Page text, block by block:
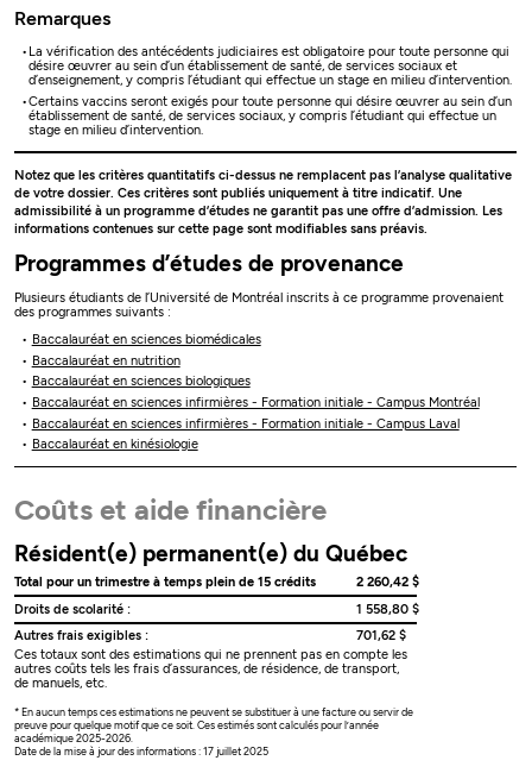
Remarques
La vérification des antécédents judiciaires est obligatoire pour toute personne qui
désire œuvrer au sein d’un établissement de santé, de services sociaux et
d’enseignement, y compris l’étudiant qui effectue un stage en milieu d’intervention.
Certains vaccins seront exigés pour toute personne qui désire œuvrer au sein d’un
établissement de santé, de services sociaux, y compris l’étudiant qui effectue un
stage en milieu d’intervention.
Notez que les critères quantitatifs ci-dessus ne remplacent pas l’analyse qualitative
de votre dossier. Ces critères sont publiés uniquement à titre indicatif. Une
admissibilité à un programme d’études ne garantit pas une offre d’admission. Les
informations contenues sur cette page sont modifiables sans préavis.
Programmes d’études de provenance
Plusieurs étudiants de l’Université de Montréal inscrits à ce programme provenaient
des programmes suivants :
Baccalauréat en sciences biomédicales
Baccalauréat en nutrition
Baccalauréat en sciences biologiques
Baccalauréat en sciences infirmières - Formation initiale - Campus Montréal
Baccalauréat en sciences infirmières - Formation initiale - Campus Laval
Baccalauréat en kinésiologie
Coûts et aide financière
Résident(e) permanent(e) du Québec
Total pour un trimestre à temps plein de 15 crédits
2 260,42 $
Droits de scolarité :
1 558,80 $
Autres frais exigibles :
701,62 $
Ces totaux sont des estimations qui ne prennent pas en compte les
autres coûts tels les frais d’assurances, de résidence, de transport,
de manuels, etc.
* En aucun temps ces estimations ne peuvent se substituer à une facture ou servir de
preuve pour quelque motif que ce soit. Ces estimés sont calculés pour l’année
académique 2025-2026.
Date de la mise à jour des informations : 17 juillet 2025